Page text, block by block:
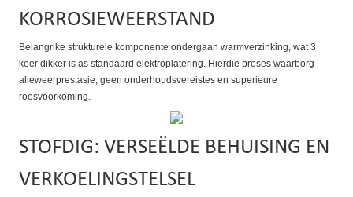
KORROSIEWEERSTAND
Belangrike strukturele komponente ondergaan warmverzinking, wat 3
keer dikker is as standaard elektroplatering. Hierdie proses waarborg
alleweerprestasie, geen onderhoudsvereistes en superieure
roesvoorkoming.
STOFDIG: VERSEËLDE BEHUISING EN
VERKOELINGSTELSEL